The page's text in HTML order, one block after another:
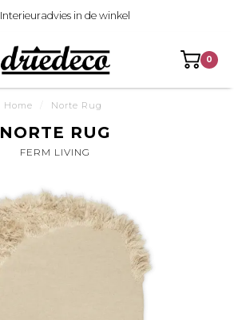
Interieuradvies in de winkel
0
Home Norte Rug
NORTE RUG
FERM LIVING